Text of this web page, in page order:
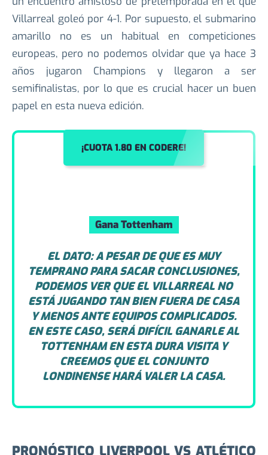
El único precedente para este partido fue en 2010,
un encuentro amistoso de pretemporada en el que
Villarreal goleó por 4-1. Por supuesto, el submarino
amarillo no es un habitual en competiciones
europeas, pero no podemos olvidar que ya hace 3
semifinalistas, por lo que es crucial hacer un buen
papel en esta nueva edición.
Gana Tottenham
EL DATO: A PESAR DE QUE ES MUY
TEMPRANO PARA SACAR CONCLUSIONES,
PODEMOS VER QUE EL VILLARREAL NO
ESTÁ JUGANDO TAN BIEN FUERA DE CASA
LONDINENSE HARÁ VALER LA CASA.